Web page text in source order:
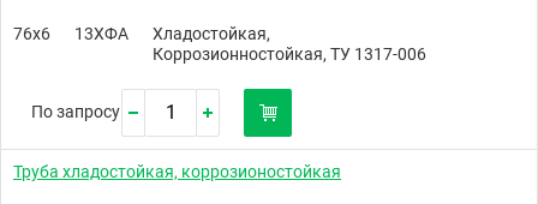
76х6 13ХФА
Хладостойкая,
Коррозионностойкая, ТУ 1317-006
По запросу
Труба хладостойкая, коррозионостойкая